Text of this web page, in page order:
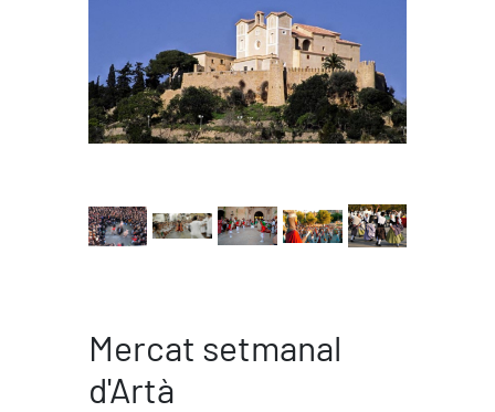
Mercat setmanal
d'Artà